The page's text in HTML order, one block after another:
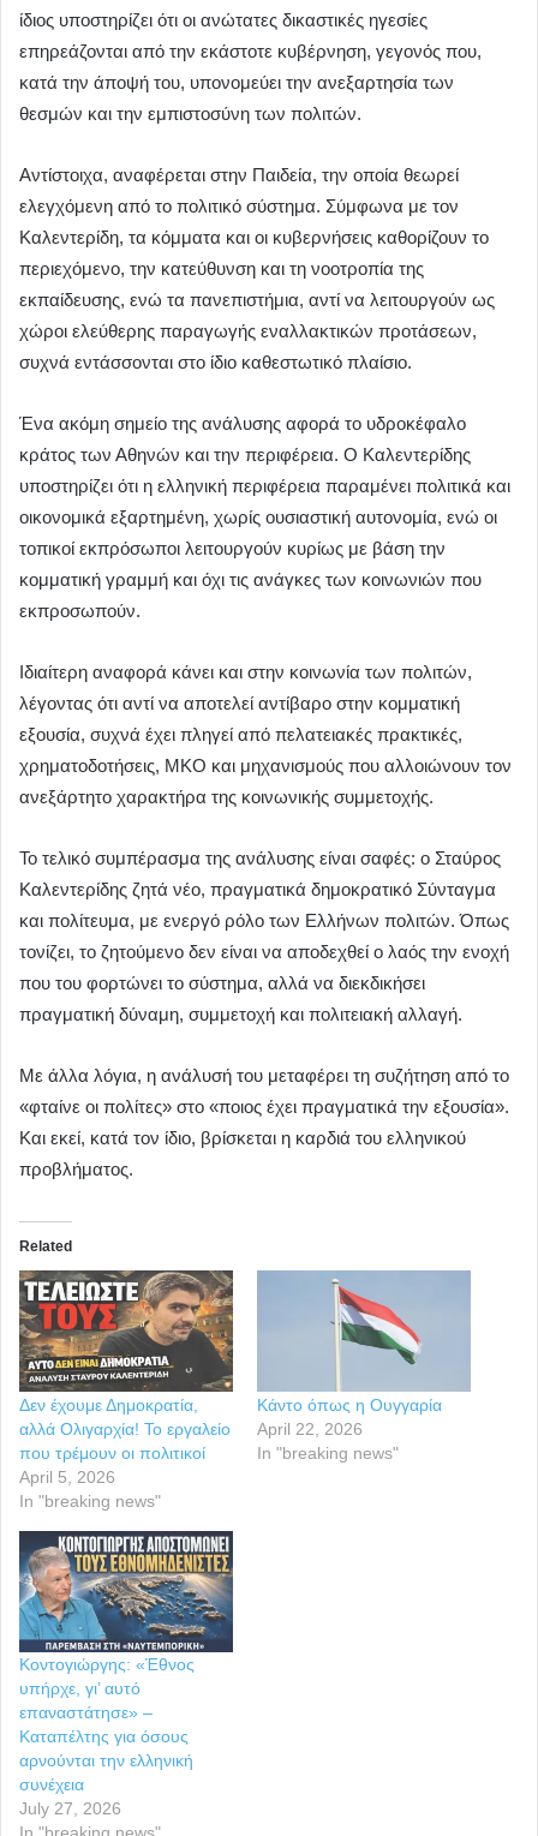
ίδιος υποστηρίζει ότι οι ανώτατες δικαστικές ηγεσίες
επηρεάζονται από την εκάστοτε κυβέρνηση, γεγονός που,
κατά την άποψή του, υπονομεύει την ανεξαρτησία των
θεσμών και την εμπιστοσύνη των πολιτών.
Αντίστοιχα, αναφέρεται στην Παιδεία, την οποία θεωρεί
ελεγχόμενη από το πολιτικό σύστημα. Σύμφωνα με τον
Καλεντερίδη, τα κόμματα και οι κυβερνήσεις καθορίζουν το
περιεχόμενο, την κατεύθυνση και τη νοοτροπία της
εκπαίδευσης, ενώ τα πανεπιστήμια, αντί να λειτουργούν ως
χώροι ελεύθερης παραγωγής εναλλακτικών προτάσεων,
συχνά εντάσσονται στο ίδιο καθεστωτικό πλαίσιο.
Ένα ακόμη σημείο της ανάλυσης αφορά το υδροκέφαλο
κράτος των Αθηνών και την περιφέρεια. Ο Καλεντερίδης
υποστηρίζει ότι η ελληνική περιφέρεια παραμένει πολιτικά και
οικονομικά εξαρτημένη, χωρίς ουσιαστική αυτονομία, ενώ οι
τοπικοί εκπρόσωποι λειτουργούν κυρίως με βάση την
κομματική γραμμή και όχι τις ανάγκες των κοινωνιών που
εκπροσωπούν.
Ιδιαίτερη αναφορά κάνει και στην κοινωνία των πολιτών,
λέγοντας ότι αντί να αποτελεί αντίβαρο στην κομματική
εξουσία, συχνά έχει πληγεί από πελατειακές πρακτικές,
χρηματοδοτήσεις, ΜΚΟ και μηχανισμούς που αλλοιώνουν τον
ανεξάρτητο χαρακτήρα της κοινωνικής συμμετοχής.
Το τελικό συμπέρασμα της ανάλυσης είναι σαφές: ο Σταύρος
Καλεντερίδης ζητά νέο, πραγματικά δημοκρατικό Σύνταγμα
και πολίτευμα, με ενεργό ρόλο των Ελλήνων πολιτών. Όπως
τονίζει, το ζητούμενο δεν είναι να αποδεχθεί ο λαός την ενοχή
που του φορτώνει το σύστημα, αλλά να διεκδικήσει
πραγματική δύναμη, συμμετοχή και πολιτειακή αλλαγή.
Με άλλα λόγια, η ανάλυσή του μεταφέρει τη συζήτηση από το
«φταίνε οι πολίτες» στο «ποιος έχει πραγματικά την εξουσία».
Και εκεί, κατά τον ίδιο, βρίσκεται η καρδιά του ελληνικού
προβλήματος.
Related
Δεν έχουμε Δημοκρατία,
αλλά Ολιγαρχία! Το εργαλείο
που τρέμουν οι πολιτικοί
April 5, 2026
In "breaking news"
Κάντο όπως η Ουγγαρία
April 22, 2026
In "breaking news"
Κοντογιώργης: «Έθνος
υπήρχε, γι’ αυτό
επαναστάτησε» –
Καταπέλτης για όσους
αρνούνται την ελληνική
συνέχεια
July 27, 2026